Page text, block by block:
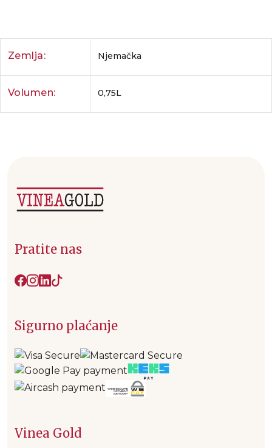
Zemlja: Njemačka
Volumen: 0,75L
Pratite nas
Sigurno plaćanje
Vinea Gold